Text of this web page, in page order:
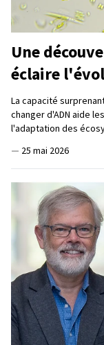
Une
éclaire
La capacité
changer d'ADN aide
l'adaptation des
— 25 mai 2026